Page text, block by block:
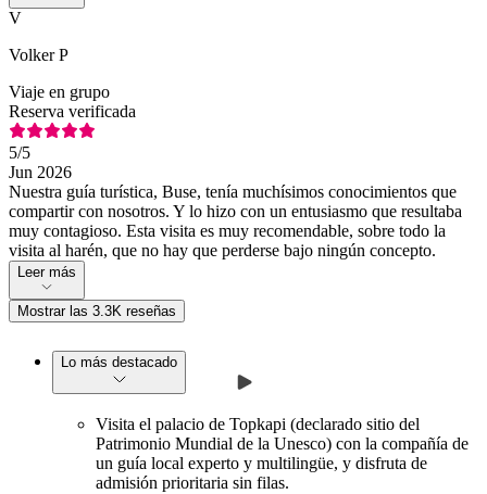
V
Volker P
Viaje en grupo
Reserva verificada
5/5
Jun 2026
Nuestra guía turística, Buse, tenía muchísimos conocimientos que
compartir con nosotros. Y lo hizo con un entusiasmo que resultaba
muy contagioso. Esta visita es muy recomendable, sobre todo la
visita al harén, que no hay que perderse bajo ningún concepto.
Leer más
Mostrar las 3.3K reseñas
Lo más destacado
Visita el palacio de Topkapi (declarado sitio del
Patrimonio Mundial de la Unesco) con la compañía de
un guía local experto y multilingüe, y disfruta de
admisión prioritaria sin filas.